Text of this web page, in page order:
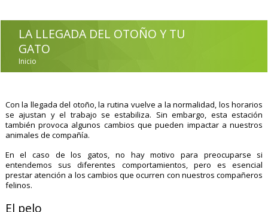
LA LLEGADA DEL OTOÑO Y TU
GATO
USTED ESTÁ AQUÍ
Inicio
Con la llegada del otoño, la rutina vuelve a la normalidad, los horarios
se ajustan y el trabajo se estabiliza. Sin embargo, esta estación
también provoca algunos cambios que pueden impactar a nuestros
animales de compañía.
En el caso de los gatos, no hay motivo para preocuparse si
entendemos sus diferentes comportamientos, pero es esencial
prestar atención a los cambios que ocurren con nuestros compañeros
felinos.
El pelo